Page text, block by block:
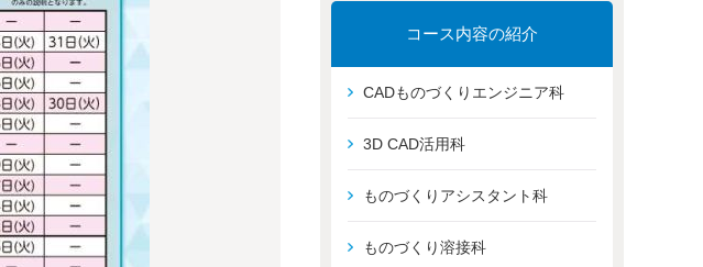
コース内容の紹介
CADものづくりエンジニア科
3D CAD活用科
ものづくりアシスタント科
ものづくり溶接科